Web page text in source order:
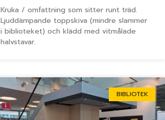
Kruka / omfattning som sitter runt träd.
Ljuddämpande toppskiva (mindre slammer
i biblioteket) och klädd med vitmålade
halvstavar.
BIBLIOTEK